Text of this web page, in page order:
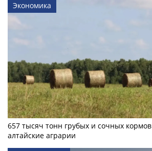
Экономика
657 тысяч тонн грубых и сочных кормов
алтайские аграрии